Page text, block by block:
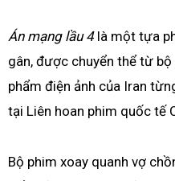
Án mạng lầu 4là một tựa
gân, được chuyển thể từ bộ
phẩm điện ảnh của Iran
tại Liên hoan phim quốc tế
Bộ phim xoay quanh vợ